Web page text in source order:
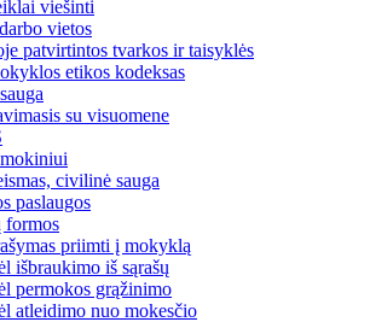
viešinti
vietos
patvirtintos tvarkos ir taisyklės
etikos kodeksas
su visuomene
civilinė sauga
paslaugos
formos
priimti į mokyklą
išbraukimo iš sąrašų
permokos grąžinimo
atleidimo nuo mokesčio